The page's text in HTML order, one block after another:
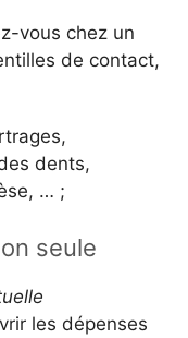
vous chez un
de contact,
dents,
… ;
seule
les dépenses